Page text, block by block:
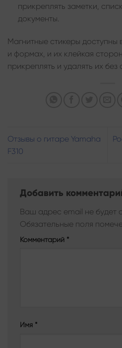
прикреплять заметки,
документы.
Магнитные стикеры доступны
и формах, и их клейкая
прикреплять и удалять их без
Отзывы о гитаре Yamaha
F310
Добавить
Ваш адрес email не будет
Обязательные поля
Комментарий *
Имя *